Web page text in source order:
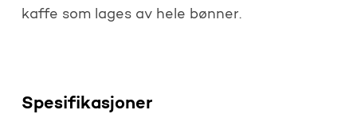
kaffe som lages av hele bønner.
Spesifikasjoner